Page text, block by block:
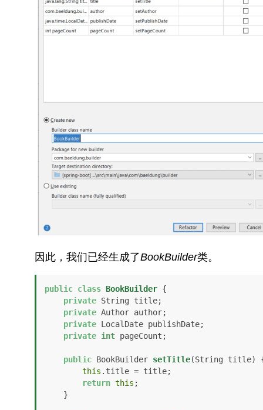
因此，我们已经生成了BookBuilder类。
public class BookBuilder {
private String title;
private Author author;
private LocalDate publishDate;
private int pageCount;
public BookBuilder setTitle(String title)
this .title = title;
return this ;